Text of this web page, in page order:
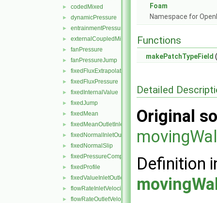
► codedMixed
► dynamicPressure
► entrainmentPressure
► externalCoupledMixed
► fanPressure
► fanPressureJump
► fixedFluxExtrapolatedPressure
► fixedFluxPressure
► fixedInternalValue
► fixedJump
► fixedMean
► fixedMeanOutletInlet
► fixedNormalInletOutletVelocity
► fixedNormalSlip
► fixedPressureCompressibleDensity
► fixedProfile
► fixedValueInletOutlet
► flowRateInletVelocity
► flowRateOutletVelocity
Foam
Namespace for
Functions
makePatchTypeField
Detailed
Original
Definition